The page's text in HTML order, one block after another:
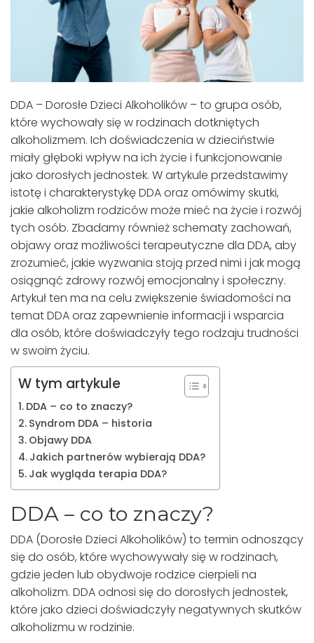
DDA – Dorosłe Dzieci Alkoholików – to grupa osób,
które wychowały się w rodzinach dotkniętych
alkoholizmem. Ich doświadczenia w dzieciństwie
miały głęboki wpływ na ich życie i funkcjonowanie
jako dorosłych jednostek. W artykule przedstawimy
istotę i charakterystykę DDA oraz omówimy skutki,
jakie alkoholizm rodziców może mieć na życie i rozwój
tych osób. Zbadamy również schematy zachowań,
objawy oraz możliwości terapeutyczne dla DDA, aby
zrozumieć, jakie wyzwania stoją przed nimi i jak mogą
osiągnąć zdrowy rozwój emocjonalny i społeczny.
Artykuł ten ma na celu zwiększenie świadomości na
temat DDA oraz zapewnienie informacji i wsparcia
dla osób, które doświadczyły tego rodzaju trudności
w swoim życiu.
W tym artykule
DDA – co to znaczy?
Syndrom DDA – historia
Objawy DDA
Jakich partnerów wybierają DDA?
Jak wygląda terapia DDA?
DDA – co to znaczy?
DDA (Dorosłe Dzieci Alkoholików) to termin odnoszący
się do osób, które wychowywały się w rodzinach,
gdzie jeden lub obydwoje rodzice cierpieli na
alkoholizm. DDA odnosi się do dorosłych jednostek,
które jako dzieci doświadczyły negatywnych skutków
alkoholizmu w rodzinie.